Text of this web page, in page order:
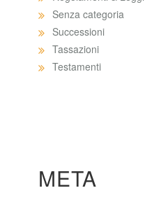
Senza categoria
Successioni
Tassazioni
Testamenti
META